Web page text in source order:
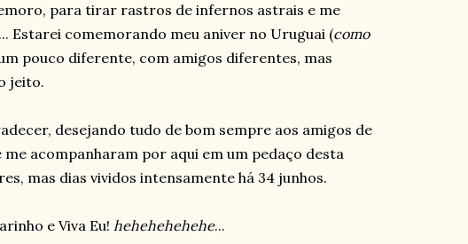
para tirar rastros de infernos astrais e me
Estarei comemorando meu aniver no Uruguai (como
pouco diferente, com amigos diferentes, mas
jeito.
desejando tudo de bom sempre aos amigos de
acompanharam por aqui em um pedaço desta
mas dias vividos intensamente há 34 junhos.
e Viva Eu! hehehehehehe...